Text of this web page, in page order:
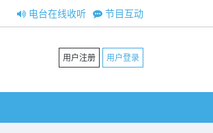
节目互动
电台在线收听
用户注册 用户登录